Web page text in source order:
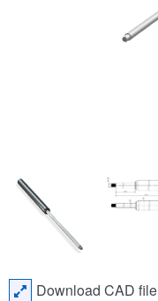
Download CAD file